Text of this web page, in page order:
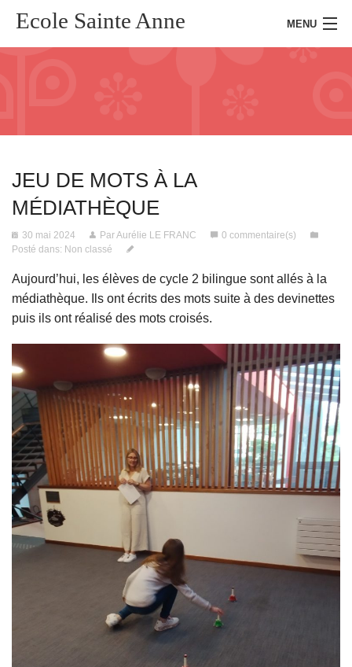
Ecole Sainte Anne MENU
Kermesse
Actualités
Presse
Inscription
Liens utiles
Contact
JEU DE MOTS À LA
MÉDIATHÈQUE
30 mai 2024 Par Aurélie LE FRANC
0 commentaire(s)
Posté dans: Non classé
Aujourd’hui, les élèves de cycle 2 bilingue sont allés à la
médiathèque. Ils ont écrits des mots suite à des devinettes
puis ils ont réalisé des mots croisés.